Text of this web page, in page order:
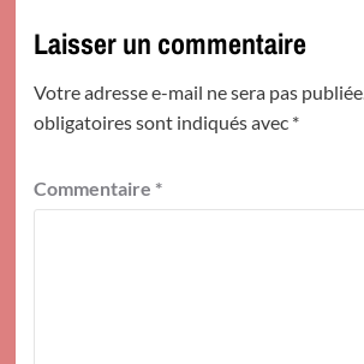
Laisser un commentaire
Votre adresse e-mail ne sera pas publiée.
obligatoires sont indiqués avec *
Commentaire *